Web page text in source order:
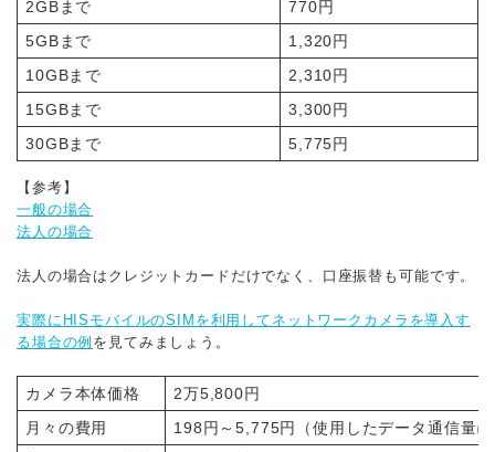
2GBまで
770円
5GBまで
1,320円
10GBまで
2,310円
15GBまで
3,300円
30GBまで
5,775円
【参考】
一般の場合
法人の場合
法人の場合はクレジットカードだけでなく、口座振替も可能です。
実際にHISモバイルのSIMを利用してネットワークカメラを導入す
る場合の例 を見てみましょう。
カメラ本体価格
2万5,800円
月々の費用
198円～5,775円（使用したデータ通信量